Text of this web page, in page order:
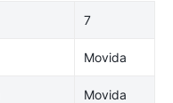
7
Movida
Movida